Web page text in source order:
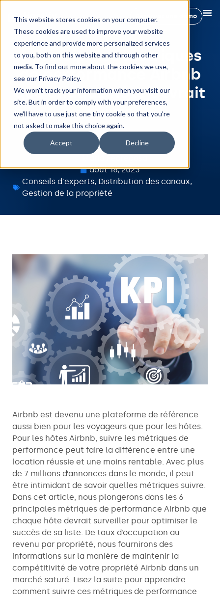
This website stores cookies on your computer.
These cookies are used to improve your website
experience and provide more personalized services
to you, both on this website and through other
media. To find out more about the cookies we use,
see our Privacy Policy.
We won't track your information when you visit our
site. But in order to comply with your preferences,
we'll have to use just one tiny cookie so that you're
not asked to make this choice again.
Accept Decline
Réservez une démo
6 principales métriques
de performance Airbnb
que chaque hôte devrait
suivre
août 16, 2023
Conseils d'experts, Distribution des canaux,
Gestion de la propriété
Airbnb est devenu une plateforme de référence
aussi bien pour les voyageurs que pour les hôtes.
Pour les hôtes Airbnb, suivre les métriques de
performance peut faire la différence entre une
location réussie et une moins rentable. Avec plus
de 7 millions d’annonces dans le monde, il peut
être intimidant de savoir quelles métriques suivre.
Dans cet article, nous plongerons dans les 6
principales métriques de performance Airbnb que
chaque hôte devrait surveiller pour optimiser le
succès de sa liste. De taux d’occupation au
revenu par propriété, nous fournirons des
informations sur la manière de maintenir la
compétitivité de votre propriété Airbnb dans un
marché saturé. Lisez la suite pour apprendre
comment suivre ces métriques de performance